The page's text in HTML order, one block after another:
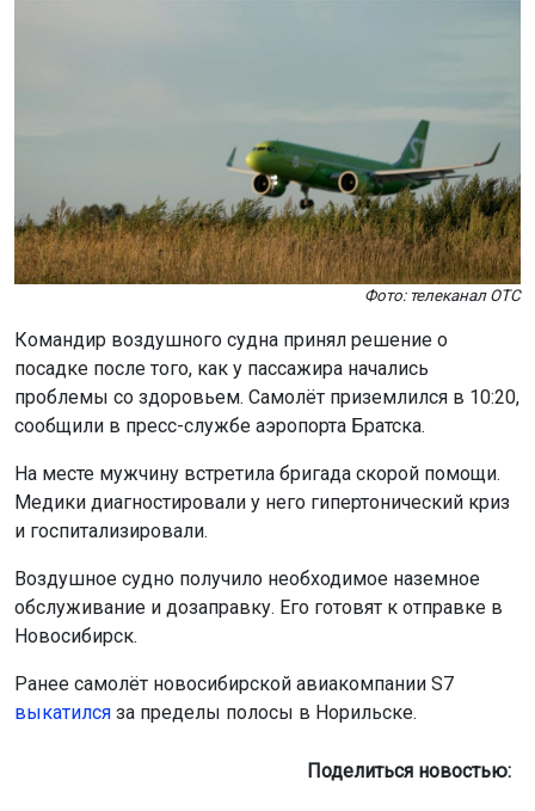
Фото: телеканал ОТС
Командир воздушного судна принял решение о
посадке после того, как у пассажира начались
проблемы со здоровьем. Самолёт приземлился в 10:20,
сообщили в пресс-службе аэропорта Братска.
На месте мужчину встретила бригада скорой помощи.
Медики диагностировали у него гипертонический криз
и госпитализировали.
Воздушное судно получило необходимое наземное
обслуживание и дозаправку. Его готовят к отправке в
Новосибирск.
Ранее самолёт новосибирской авиакомпании S7
выкатился за пределы полосы в Норильске.
Поделиться новостью: